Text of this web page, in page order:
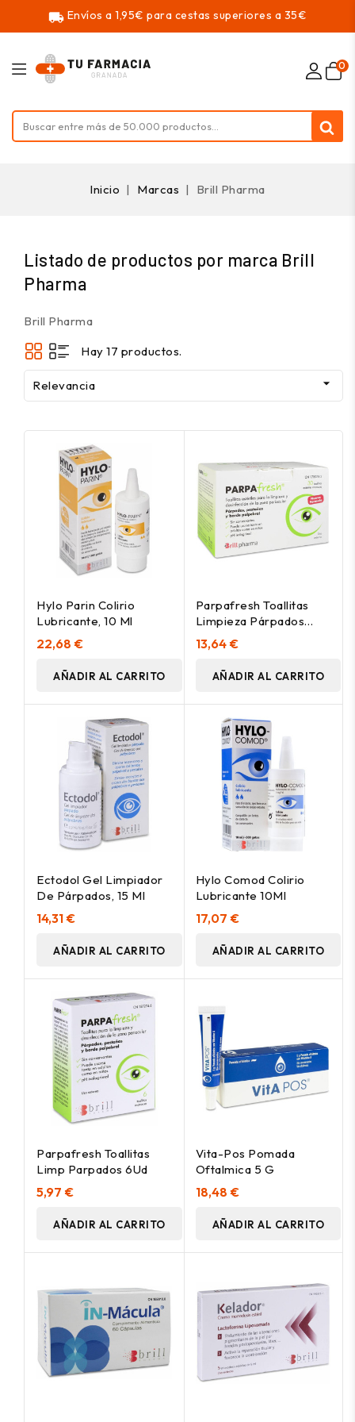
local_shipping Envíos a 1,95€ para cestas superiores a 35€
0
Inicio Marcas Brill Pharma
Listado de productos por marca Brill
Pharma
Brill Pharma
Hay 17 productos.
Relevancia 
Hylo Parin Colirio
Lubricante, 10 Ml
22,68 €
AÑADIR AL CARRITO
Parpafresh Toallitas
Limpieza Párpados
30Uds
13,64 €
AÑADIR AL CARRITO
Ectodol Gel Limpiador
De Párpados, 15 Ml
14,31 €
AÑADIR AL CARRITO
Hylo Comod Colirio
Lubricante 10Ml
17,07 €
AÑADIR AL CARRITO
Parpafresh Toallitas
Limp Parpados 6Ud
5,97 €
AÑADIR AL CARRITO
Vita-Pos Pomada
Oftalmica 5 G
18,48 €
AÑADIR AL CARRITO